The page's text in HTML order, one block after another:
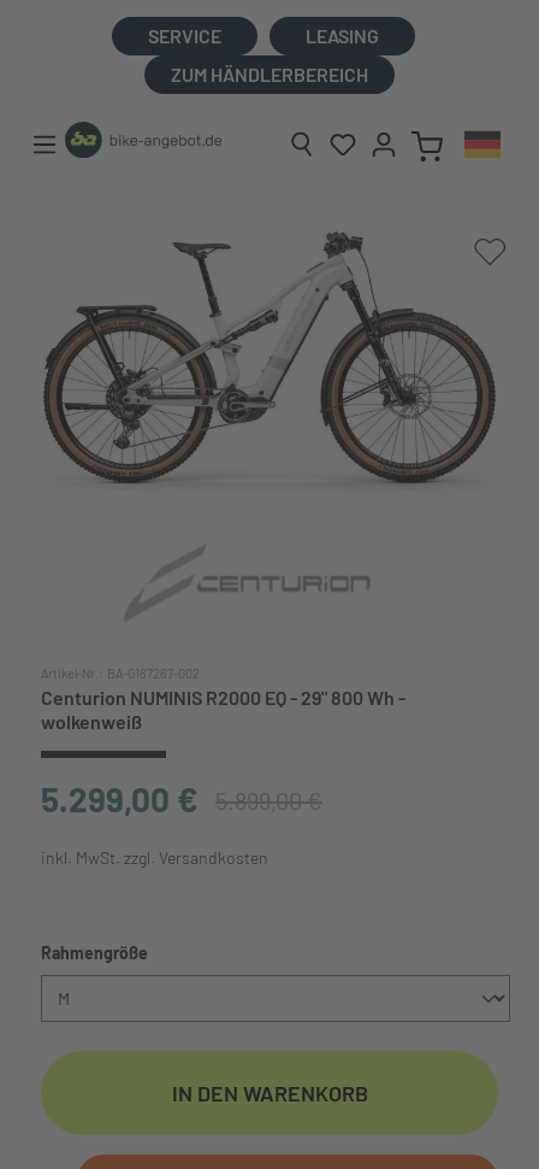
SERVICE
LEASING
ZUM HÄNDLERBEREICH
Bildergalerie überspringen
Artikel-Nr.: BA-0167267-002
Centurion NUMINIS R2000 EQ - 29" 800 Wh -
wolkenweiß
5.299,00 € 5.899,00 €
inkl. MwSt. zzgl. Versandkosten
Rahmengröße
IN DEN WARENKORB